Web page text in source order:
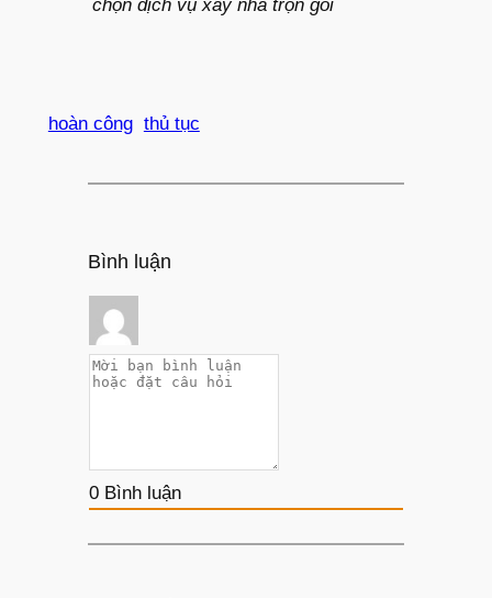
chọn dịch vụ xây nhà trọn gói
hoàn công thủ tục
Bình luận
0Bình luận